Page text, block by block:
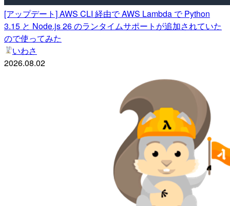
[アップデート] AWS CLI 経由で AWS Lambda で Python
3.15 と Node.js 26 のランタイムサポートが追加されていた
ので使ってみた
いわさ
2026.08.02